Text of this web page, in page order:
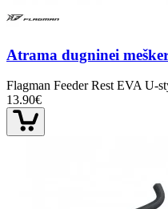
Atrama dugninei
Flagman Feeder Rest EVA U-
13.90€